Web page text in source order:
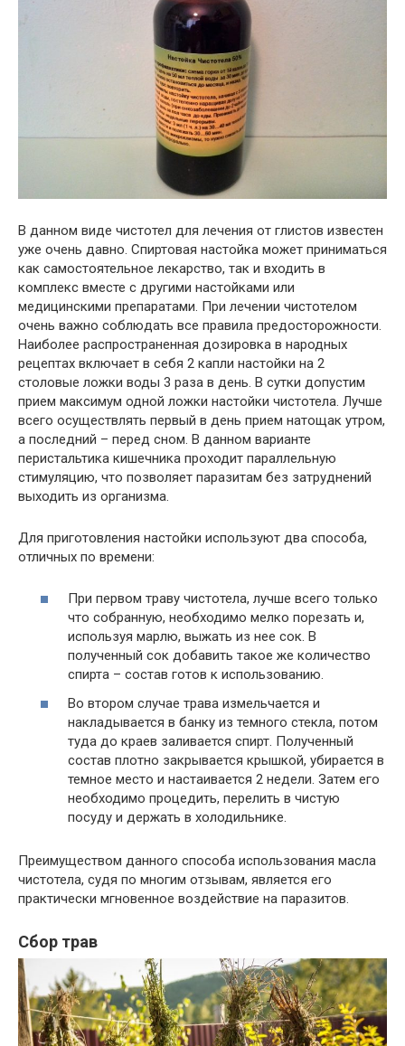
В данном виде чистотел для лечения от глистов известен
уже очень давно. Спиртовая настойка может приниматься
как самостоятельное лекарство, так и входить в
комплекс вместе с другими настойками или
медицинскими препаратами. При лечении чистотелом
очень важно соблюдать все правила предосторожности.
Наиболее распространенная дозировка в народных
рецептах включает в себя 2 капли настойки на 2
столовые ложки воды 3 раза в день. В сутки допустим
прием максимум одной ложки настойки чистотела. Лучше
всего осуществлять первый в день прием натощак утром,
а последний – перед сном. В данном варианте
перистальтика кишечника проходит параллельную
стимуляцию, что позволяет паразитам без затруднений
выходить из организма.
Для приготовления настойки используют два способа,
отличных по времени:
При первом траву чистотела, лучше всего только
что собранную, необходимо мелко порезать и,
используя марлю, выжать из нее сок. В
полученный сок добавить такое же количество
спирта – состав готов к использованию.
Во втором случае трава измельчается и
накладывается в банку из темного стекла, потом
туда до краев заливается спирт. Полученный
состав плотно закрывается крышкой, убирается в
темное место и настаивается 2 недели. Затем его
необходимо процедить, перелить в чистую
посуду и держать в холодильнике.
Преимуществом данного способа использования масла
чистотела, судя по многим отзывам, является его
практически мгновенное воздействие на паразитов.
Сбор трав